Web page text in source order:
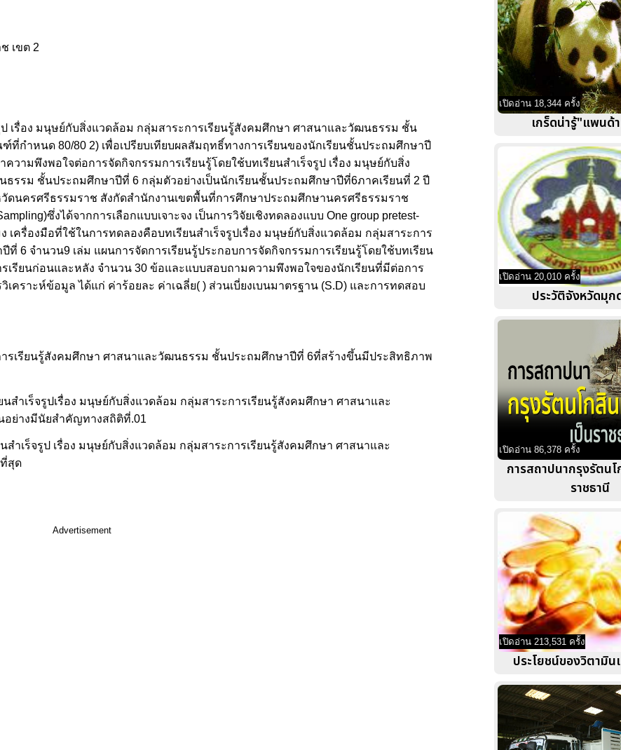
เขต 2
เรื่อง มนุษย์กับสิ่งแวดล้อม กลุ่มสาระการเรียนรู้สังคมศึกษา ศาสนาและวัฒนธรรม ชั้น
กำหนด 80/80 2) เพื่อเปรียบเทียบผลสัมฤทธิ์ทางการเรียนของนักเรียนชั้นประถมศึกษาปี
วามพึงพอใจต่อการจัดกิจกรรมการเรียนรู้โดยใช้บทเรียนสำเร็จรูป เรื่อง มนุษย์กับสิ่ง
รรม ชั้นประถมศึกษาปีที่ 6 กลุ่มตัวอย่างเป็นนักเรียนชั้นประถมศึกษาปีที่6ภาคเรียนที่ 2 ปี
วัดนครศรีธรรมราช สังกัดสำนักงานเขตพื้นที่การศึกษาประถมศึกษานครศรีธรรมราช
ซึ่งได้จากการเลือกแบบเจาะจง เป็นการวิจัยเชิงทดลองแบบ One group pretest-
เครื่องมือที่ใช้ในการทดลองคือบทเรียนสำเร็จรูปเรื่อง มนุษย์กับสิ่งแวดล้อม กลุ่มสาระการ
6 จำนวน9 เล่ม แผนการจัดการเรียนรู้ประกอบการจัดกิจกรรมการเรียนรู้โดยใช้บทเรียน
เรียนก่อนและหลัง จำนวน 30 ข้อและแบบสอบถามความพึงพอใจของนักเรียนที่มีต่อการ
คราะห์ข้อมูล ได้แก่ ค่าร้อยละ ค่าเฉลี่ย( ) ส่วนเบี่ยงเบนมาตรฐาน (S.D) และการทดสอบ
ารเรียนรู้สังคมศึกษา ศาสนาและวัฒนธรรม ชั้นประถมศึกษาปีที่ 6ที่สร้างขึ้นมีประสิทธิภาพ
สำเร็จรูปเรื่อง มนุษย์กับสิ่งแวดล้อม กลุ่มสาระการเรียนรู้สังคมศึกษา ศาสนาและ
อย่างมีนัยสำคัญทางสถิติที่.01
ำเร็จรูป เรื่อง มนุษย์กับสิ่งแวดล้อม กลุ่มสาระการเรียนรู้สังคมศึกษา ศาสนาและ
สุด
Advertisement
เปิดอ่าน 18,344 ครั้ง
เกร็ดน่ารู้"แพนด้
เปิดอ่าน 20,010 ครั้ง
ประวัติจังหวัดมุก
เปิดอ่าน 86,378 ครั้ง
การสถาปนากรุงรัตน
ราชธานี
เปิดอ่าน 213,531 ครั้ง
ประโยชน์ของวิตามิ